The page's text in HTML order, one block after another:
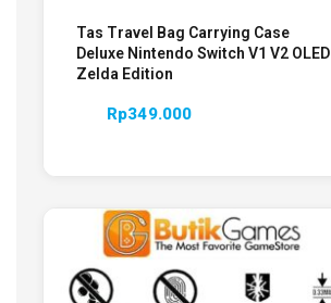
Tas Travel Bag Carrying Case
Deluxe Nintendo Switch V1 V2 OLED
Zelda Edition
Rp349.000